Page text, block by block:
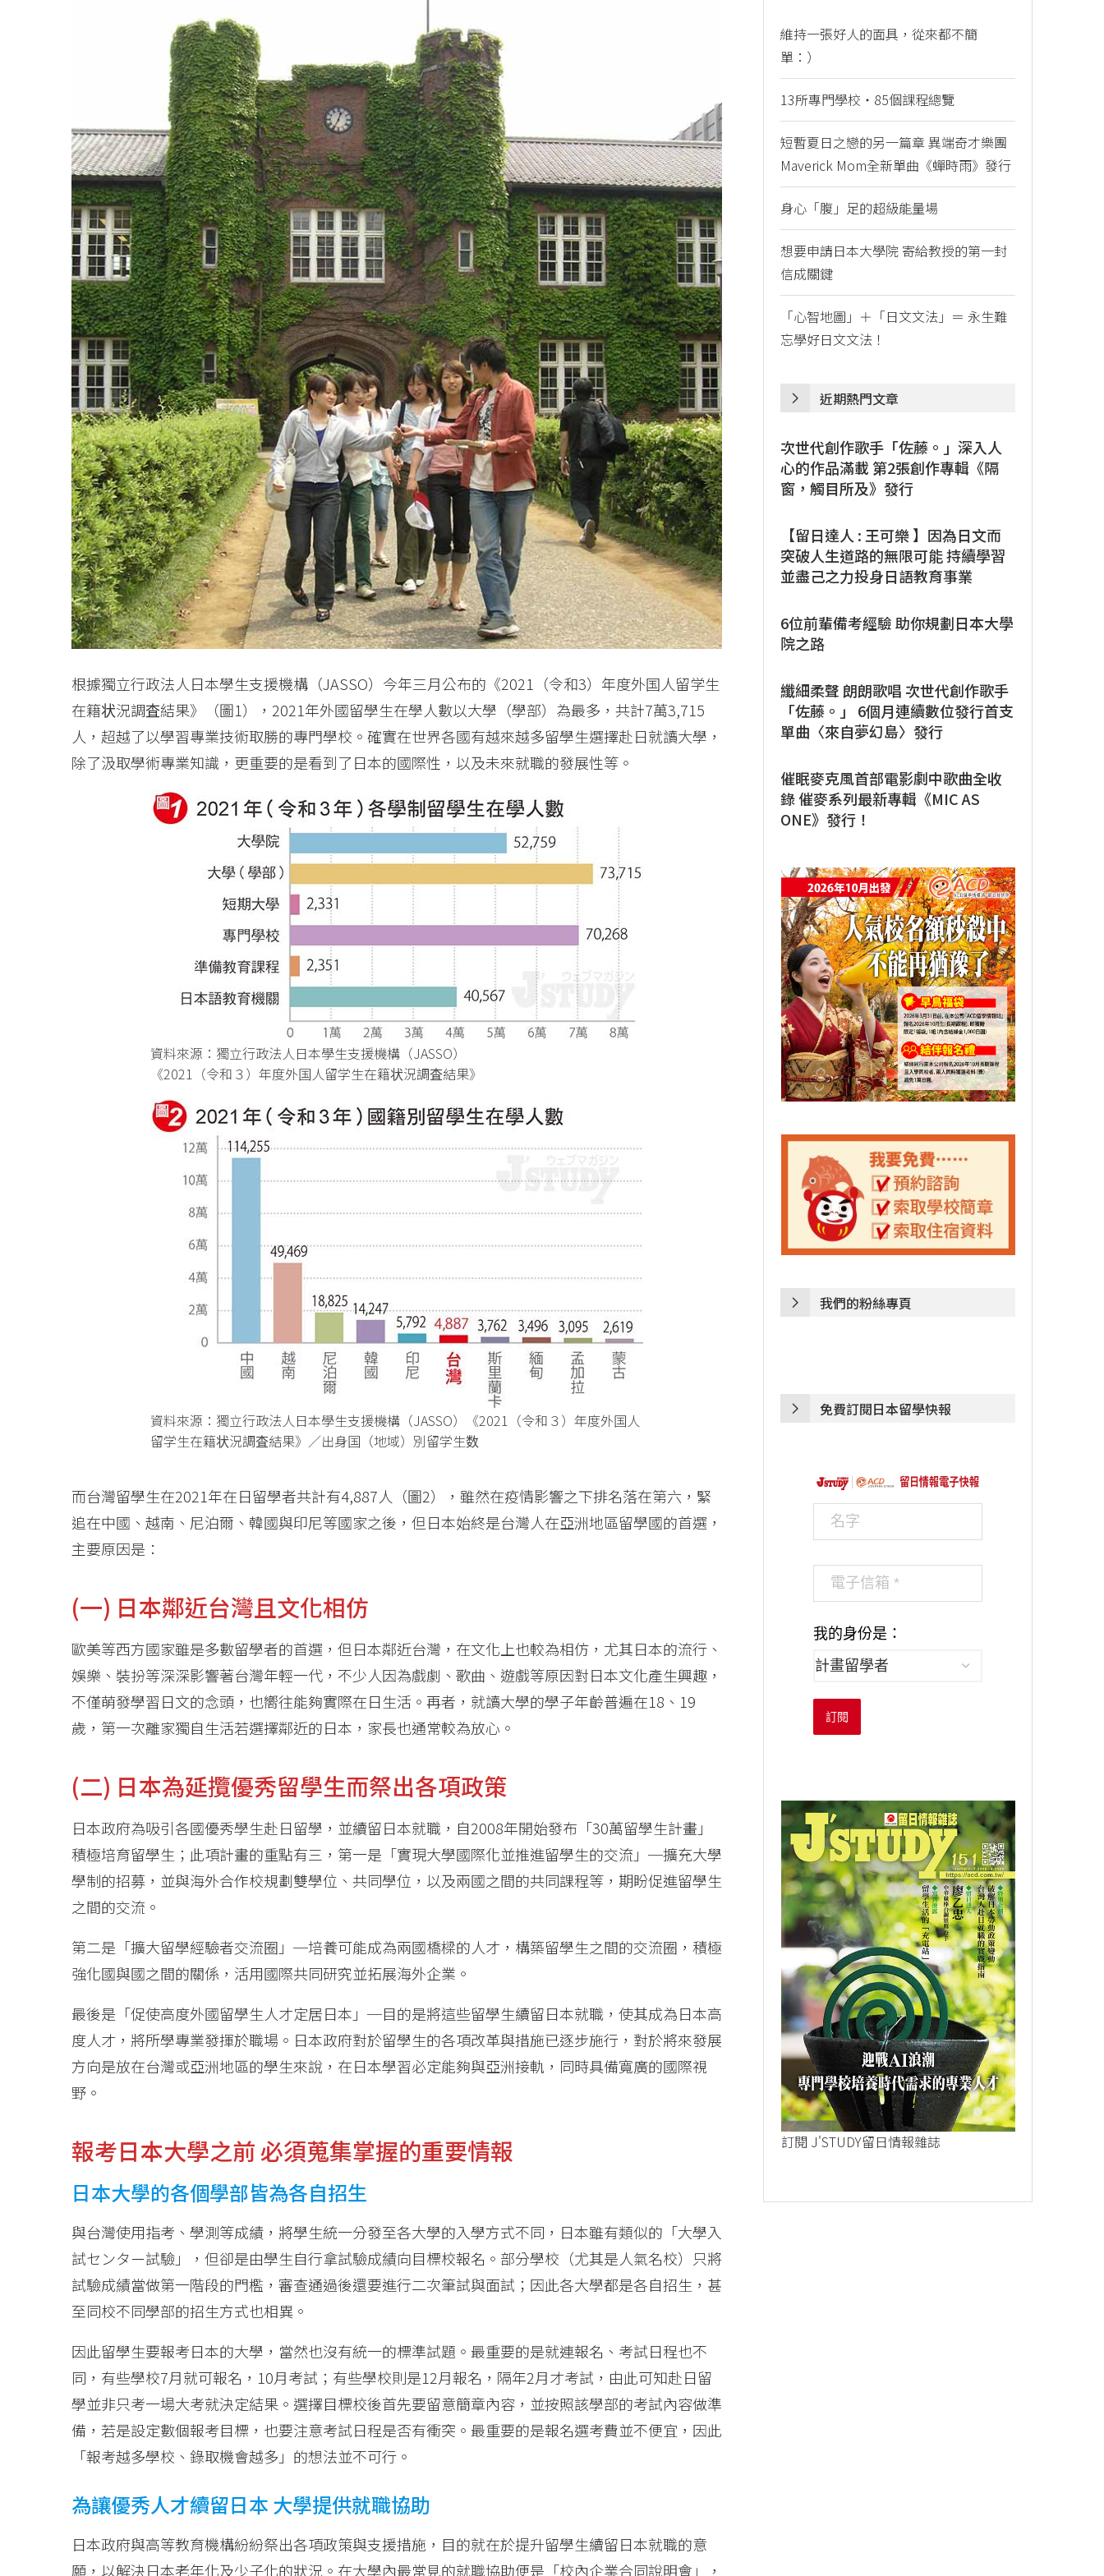
根據獨立行政法人日本學生支援機構（JASSO）今年三月公布的《2021（令和3）年度外国人留学生
在籍状況調査結果》（圖1），2021年外國留學生在學人數以大學（學部）為最多，共計7萬3,715
人，超越了以學習專業技術取勝的專門學校。確實在世界各國有越來越多留學生選擇赴日就讀大學，
除了汲取學術專業知識，更重要的是看到了日本的國際性，以及未來就職的發展性等。
資料來源：獨立行政法人日本學生支援機構（JASSO）
《2021（令和３）年度外国人留学生在籍状況調査結果》
資料來源：獨立行政法人日本學生支援機構（JASSO）《2021（令和３）年度外国人
留学生在籍状況調査結果》／出身国（地域）別留学生数
而台灣留學生在2021年在日留學者共計有4,887人（圖2），雖然在疫情影響之下排名落在第六，緊
追在中國、越南、尼泊爾、韓國與印尼等國家之後，但日本始終是台灣人在亞洲地區留學國的首選，
主要原因是：
(一) 日本鄰近台灣且文化相仿
歐美等西方國家雖是多數留學者的首選，但日本鄰近台灣，在文化上也較為相仿，尤其日本的流行、
娛樂、裝扮等深深影響著台灣年輕一代，不少人因為戲劇、歌曲、遊戲等原因對日本文化產生興趣，
不僅萌發學習日文的念頭，也嚮往能夠實際在日生活。再者，就讀大學的學子年齡普遍在18、19
歲，第一次離家獨自生活若選擇鄰近的日本，家長也通常較為放心。
(二) 日本為延攬優秀留學生而祭出各項政策
日本政府為吸引各國優秀學生赴日留學，並續留日本就職，自2008年開始發布「30萬留學生計畫」
積極培育留學生；此項計畫的重點有三，第一是「實現大學國際化並推進留學生的交流」─擴充大學
學制的招募，並與海外合作校規劃雙學位、共同學位，以及兩國之間的共同課程等，期盼促進留學生
之間的交流。
第二是「擴大留學經驗者交流圈」─培養可能成為兩國橋樑的人才，構築留學生之間的交流圈，積極
強化國與國之間的關係，活用國際共同研究並拓展海外企業。
最後是「促使高度外國留學生人才定居日本」─目的是將這些留學生續留日本就職，使其成為日本高
度人才，將所學專業發揮於職場。日本政府對於留學生的各項改革與措施已逐步施行，對於將來發展
方向是放在台灣或亞洲地區的學生來說，在日本學習必定能夠與亞洲接軌，同時具備寬廣的國際視
野。
報考日本大學之前 必須蒐集掌握的重要情報
日本大學的各個學部皆為各自招生
與台灣使用指考、學測等成績，將學生統一分發至各大學的入學方式不同，日本雖有類似的「大學入
試センター試驗」，但卻是由學生自行拿試驗成績向目標校報名。部分學校（尤其是人氣名校）只將
試驗成績當做第一階段的門檻，審查通過後還要進行二次筆試與面試；因此各大學都是各自招生，甚
至同校不同學部的招生方式也相異。
因此留學生要報考日本的大學，當然也沒有統一的標準試題。最重要的是就連報名、考試日程也不
同，有些學校7月就可報名，10月考試；有些學校則是12月報名，隔年2月才考試，由此可知赴日留
學並非只考一場大考就決定結果。選擇目標校後首先要留意簡章內容，並按照該學部的考試內容做準
備，若是設定數個報考目標，也要注意考試日程是否有衝突。最重要的是報名選考費並不便宜，因此
「報考越多學校、錄取機會越多」的想法並不可行。
為讓優秀人才續留日本 大學提供就職協助
日本政府與高等教育機構紛紛祭出各項政策與支援措施，目的就在於提升留學生續留日本就職的意
願，以解決日本老年化及少子化的狀況。在大學內最常見的就職協助便是「校內企業合同說明會」，
維持一張好人的面具，從來都不簡
單：）
13所專門學校・85個課程總覽
短暫夏日之戀的另一篇章 異端奇才樂團
Maverick Mom全新單曲《蟬時雨》發行
身心「腹」足的超級能量場
想要申請日本大學院 寄給教授的第一封
信成關鍵
「心智地圖」＋「日文文法」＝ 永生難
忘學好日文文法！
近期熱門文章
次世代創作歌手「佐藤。」深入人
心的作品滿載 第2張創作專輯《隔
窗，觸目所及》發行
【留日達人 : 王可樂 】因為日文而
突破人生道路的無限可能 持續學習
並盡己之力投身日語教育事業
6位前輩備考經驗 助你規劃日本大學
院之路
纖細柔聲 朗朗歌唱 次世代創作歌手
「佐藤。」 6個月連續數位發行首支
單曲〈來自夢幻島〉發行
催眠麥克風首部電影劇中歌曲全收
錄 催麥系列最新專輯《MIC AS
ONE》發行！
我們的粉絲專頁
免費訂閱日本留學快報
我的身份是：
訂閱
訂閱 J'STUDY留日情報雜誌